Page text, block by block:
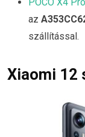
POCO X4
az
szállítással.
Xiaomi 12